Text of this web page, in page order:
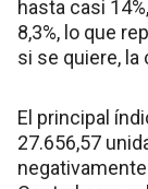
hasta casi
8,3%, lo que
si se quiere, la
El principal
27.656,57